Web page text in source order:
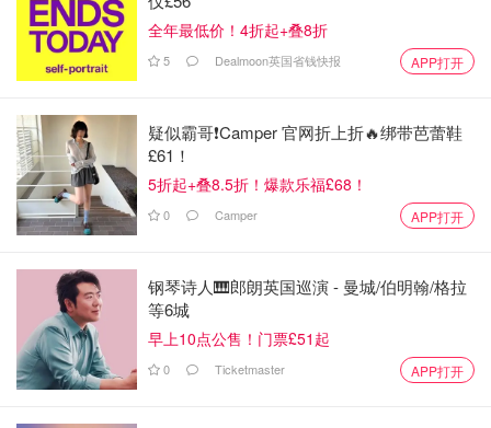
全年最低价！4折起+叠8折
5 Dealmoon英国省钱快报 APP打开
疑似霸哥❗️Camper 官网折上折🔥绑带芭蕾鞋
£61！
5折起+叠8.5折！爆款乐福£68！
0 Camper APP打开
钢琴诗人🎹郎朗英国巡演 - 曼城/伯明翰/格拉
等6城
早上10点公售！门票£51起
0 Ticketmaster APP打开